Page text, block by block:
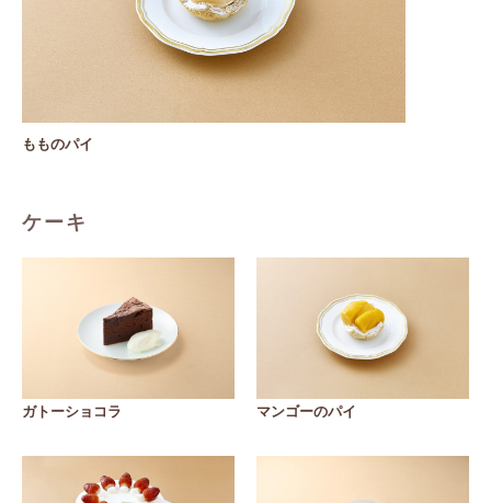
もものパイ
ケーキ
ガトーショコラ マンゴーのパイ